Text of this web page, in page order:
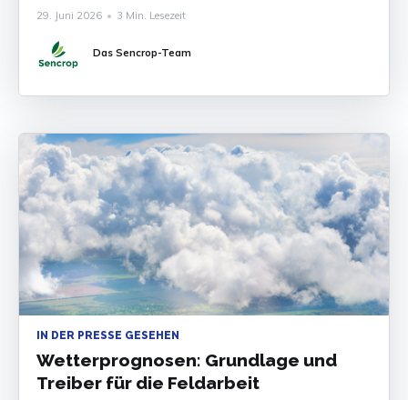
100 % der Ernte betragen. Die Krankheit zu
kennen, ihre Symptome zu erkennen und ihr
Auftreten rechtzeitig vorherzusagen ist heute
ist die
29. Juni 2026 • 3 Min. Lesezeit
Das Sencrop-Team
IN DER PRESSE GESEHEN
Wetterprognosen: Grundlage und
Treiber für die Feldarbeit